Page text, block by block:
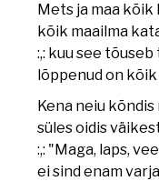
Mets ja maa kõik
kõik maailma
:,: kuu see
lõppenud on kõik
Kena neiu
süles oidis
:,: "Maga, laps,
ei sind enam